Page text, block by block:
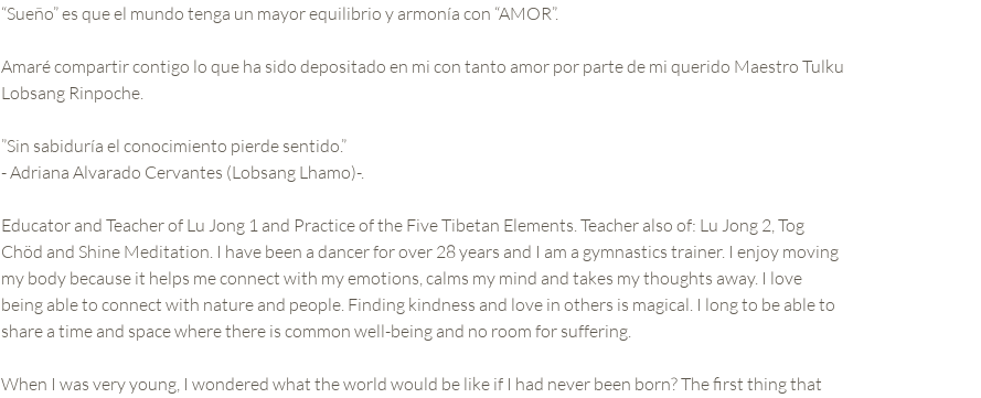
“Sueño” es que el mundo tenga un mayor equilibrio y armonía con “AMOR”.
Amaré compartir contigo lo que ha sido depositado en mi con tanto amor por parte de mi querido Maestro Tulku
Lobsang Rinpoche.
”Sin sabiduría el conocimiento pierde sentido.”
- Adriana Alvarado Cervantes (Lobsang Lhamo)-.
Educator and Teacher of Lu Jong 1 and Practice of the Five Tibetan Elements. Teacher also of: Lu Jong 2, Tog
Chöd and Shine Meditation. I have been a dancer for over 28 years and I am a gymnastics trainer. I enjoy moving
my body because it helps me connect with my emotions, calms my mind and takes my thoughts away. I love
being able to connect with nature and people. Finding kindness and love in others is magical. I long to be able to
share a time and space where there is common well-being and no room for suffering.
When I was very young, I wondered what the world would be like if I had never been born? The first thing that